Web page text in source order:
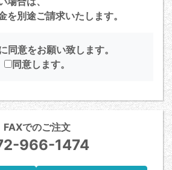
別途ご請求いたします。
同意をお願い致します。
同意します。
FAXでのご注文
966-1474